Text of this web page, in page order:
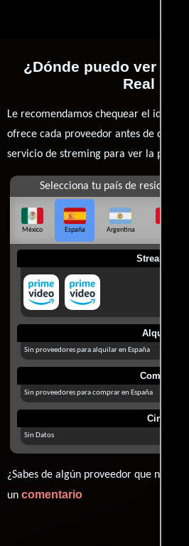
¿Dónde puedo ver la
Real Life?
Le recomendamos chequear el idioma,
ofrece cada proveedor antes de
servicio de streming para ver la
Selecciona tu país de residencia
México España Argentina
Streaming
Alquilar
Sin proveedores para alquilar en España
Comprar
Sin proveedores para comprar en España
Cines
Sin Datos
¿Sabes de algún proveedor que no
un comentario